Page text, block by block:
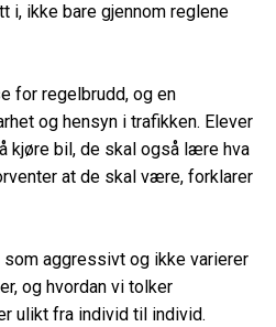
i, ikke bare gjennom reglene
for regelbrudd, og en
og hensyn i trafikken. Elever
kjøre bil, de skal også lære hva
at de skal være, forklarer
aggressivt og ikke varierer
og hvordan vi tolker
ulikt fra individ til individ.